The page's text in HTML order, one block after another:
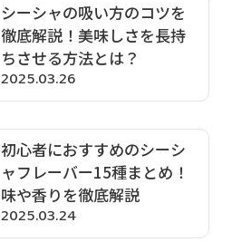
シーシャの吸い方のコツを
徹底解説！美味しさを長持
ちさせる方法とは？
2025.03.26
初心者におすすめのシーシ
ャフレーバー15種まとめ！
味や香りを徹底解説
2025.03.24